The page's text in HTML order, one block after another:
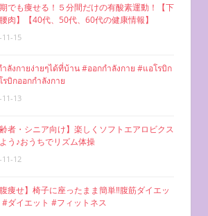
でも痩せる！５分間だけの有酸素運動！【下
肉】【40代、50代、60代の健康情報】
11-15
ำลังกายง่ายๆได้ที่บ้าน #ออกกำลังกาย #แอโรบิก
บิกออกกำลังกาย
11-13
齢者・シニア向け】楽しくソフトエアロビクス
う♪おうちでリズム体操
11-12
腹痩せ】椅子に座ったまま簡単‼︎腹筋ダイエッ
#ダイエット #フィットネス